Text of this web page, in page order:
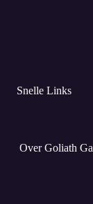
Snelle Links
Over Goliath